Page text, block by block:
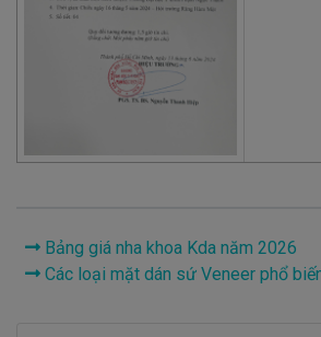
Bảng giá nha khoa Kda năm 2026
Các loại mặt dán sứ Veneer phổ